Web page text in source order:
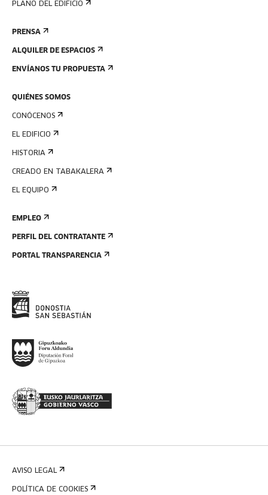
PLANO DEL EDIFICIO
PRENSA
ALQUILER DE ESPACIOS
ENVÍANOS TU PROPUESTA
QUIÉNES SOMOS
CONÓCENOS
EL EDIFICIO
HISTORIA
CREADO EN TABAKALERA
EL EQUIPO
EMPLEO
PERFIL DEL CONTRATANTE
PORTAL TRANSPARENCIA
AVISO LEGAL
POLÍTICA DE COOKIES